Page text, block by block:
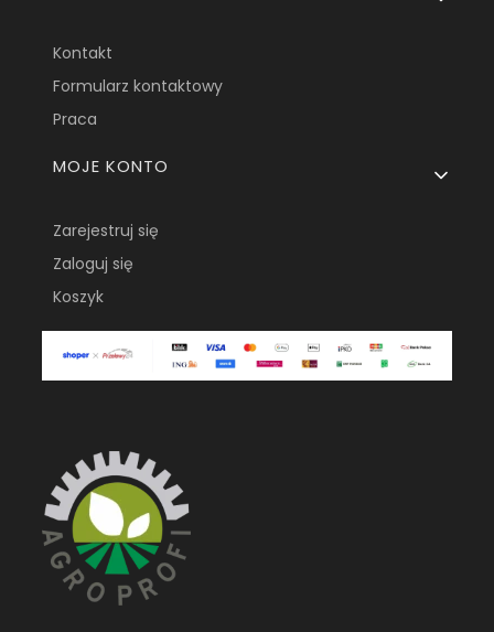
Kontakt
Formularz kontaktowy
Praca
MOJE KONTO
Zarejestruj się
Zaloguj się
Koszyk